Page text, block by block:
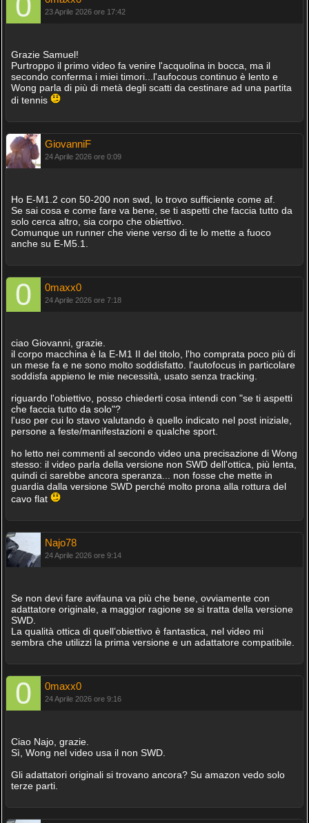
23 Aprile 2026 ore 17:42
Grazie Samuel!
Purtroppo il primo video fa venire l'acquolina in bocca, ma il
secondo conferma i miei timori...l'aufocous continuo è lento e
Wong parla di più di metà degli scatti da cestinare ad una partita
di tennis
GiovanniF
24 Aprile 2026 ore 0:09
Ho E-M1.2 con 50-200 non swd, lo trovo sufficiente come af.
Se sai cosa e come fare va bene, se ti aspetti che faccia tutto da
solo cerca altro, sia corpo che obiettivo.
Comunque un runner che viene verso di te lo mette a fuoco
anche su E-M5.1.
0maxx0
24 Aprile 2026 ore 7:18
ciao Giovanni, grazie.
il corpo macchina è la E-M1 II del titolo, l'ho comprata poco più di
un mese fa e ne sono molto soddisfatto. l'autofocus in particolare
soddisfa appieno le mie necessità, usato senza tracking.
riguardo l'obiettivo, posso chiederti cosa intendi con "se ti aspetti
che faccia tutto da solo"?
l'uso per cui lo stavo valutando è quello indicato nel post iniziale,
persone a feste/manifestazioni e qualche sport.
ho letto nei commenti al secondo video una precisazione di Wong
stesso: il video parla della versione non SWD dell'ottica, più lenta,
quindi ci sarebbe ancora speranza... non fosse che mette in
guardia dalla versione SWD perché molto prona alla rottura del
cavo flat
Najo78
24 Aprile 2026 ore 9:14
Se non devi fare avifauna va più che bene, ovviamente con
adattatore originale, a maggior ragione se si tratta della versione
SWD.
La qualità ottica di quell’obiettivo è fantastica, nel video mi
sembra che utilizzi la prima versione e un adattatore compatibile.
0maxx0
24 Aprile 2026 ore 9:16
Ciao Najo, grazie.
Sì, Wong nel video usa il non SWD.
Gli adattatori originali si trovano ancora? Su amazon vedo solo
terze parti.